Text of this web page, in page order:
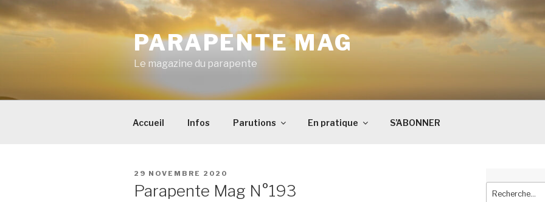
Aller
au
contenu
PARAPENTE MAG
Le magazine du parapente
Accueil Infos Parutions En pratique S’ABONNER
PUBLIÉ
29 NOVEMBRE 2020
Parapente Mag N°193